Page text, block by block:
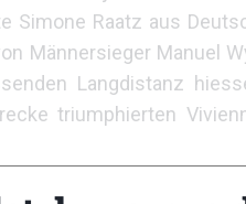
Simone Raatz aus
Männersieger Manuel
Langdistanz
triumphierten